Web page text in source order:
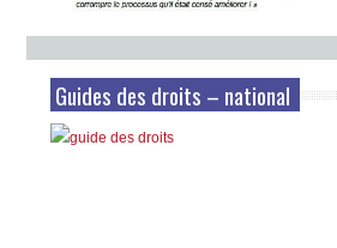
Guides des droits – national